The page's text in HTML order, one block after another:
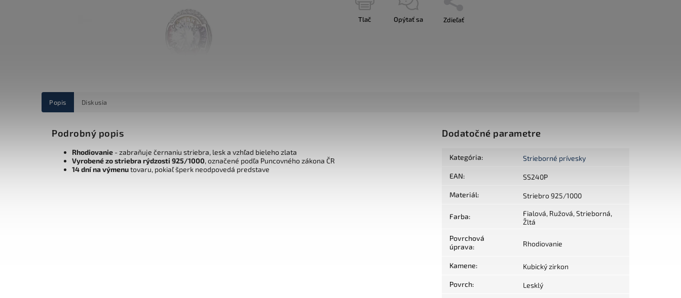
Tlač Opýtať sa Zdieľať
Popis Diskusia
Podrobný popis
Rhodiovanie - zabraňuje černaniu striebra, lesk a vzhľad bieleho zlata
Vyrobené zo striebra rýdzosti 925/1000, označené podľa Puncovného zákona ČR
14 dní na výmenutovaru, pokiaľ šperk neodpovedá predstave
Dodatočné parametre
Kategória: Strieborné prívesky
EAN: SS240P
Materiál: Striebro 925/1000
Farba:
Fialová, Ružová, Strieborná,
Žltá
Povrchová
úprava: Rhodiovanie
Kamene: Kubický zirkon
Povrch: Lesklý